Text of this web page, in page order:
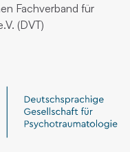
Fachverband für
(DVT)